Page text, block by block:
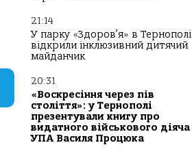
21:14
У парку «Здоров’я» в Тернополі
відкрили інклюзивний дитячий
майданчик
20:31
«Воскресіння через пів
століття»: у Тернополі
презентували книгу про
видатного військового діяча
УПА Василя Процюка